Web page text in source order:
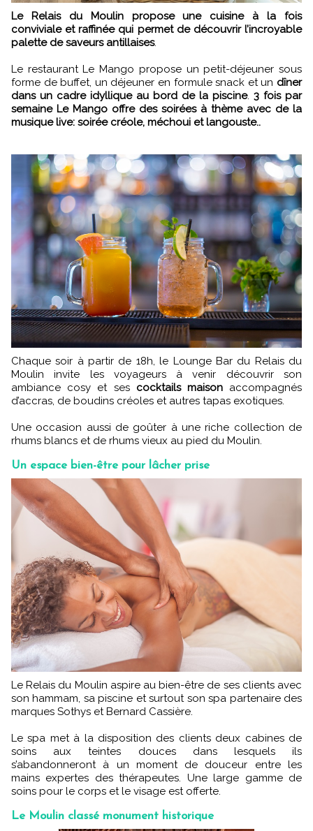
Le Relais du Moulin propose une cuisine à la fois
conviviale et raffinée qui permet de découvrir l’incroyable
palette de saveurs antillaises.
Le restaurant Le Mango propose un petit-déjeuner sous
forme de buffet, un déjeuner en formule snack et un dîner
dans un cadre idyllique au bord de la piscine. 3 fois par
semaine Le Mango offre des soirées à thème avec de la
musique live: soirée créole, méchoui et langouste..
Chaque soir à partir de 18h, le Lounge Bar du Relais du
Moulin invite les voyageurs à venir découvrir son
ambiance cosy et ses cocktails maison accompagnés
d’accras, de boudins créoles et autres tapas exotiques.
Une occasion aussi de goûter à une riche collection de
rhums blancs et de rhums vieux au pied du Moulin.
Un espace bien-être pour lâcher prise
Le Relais du Moulin aspire au bien-être de ses clients avec
son hammam, sa piscine et surtout son spa partenaire des
marques Sothys et Bernard Cassière.
Le spa met à la disposition des clients deux cabines de
soins aux teintes douces dans lesquels ils
s’abandonneront à un moment de douceur entre les
mains expertes des thérapeutes. Une large gamme de
soins pour le corps et le visage est offerte.
Le Moulin classé monument historique